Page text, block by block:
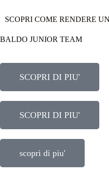
SCOPRI COME RENDERE
BALDO JUNIOR TEAM
SCOPRI DI PIU'
SCOPRI DI PIU'
scopri di piu'